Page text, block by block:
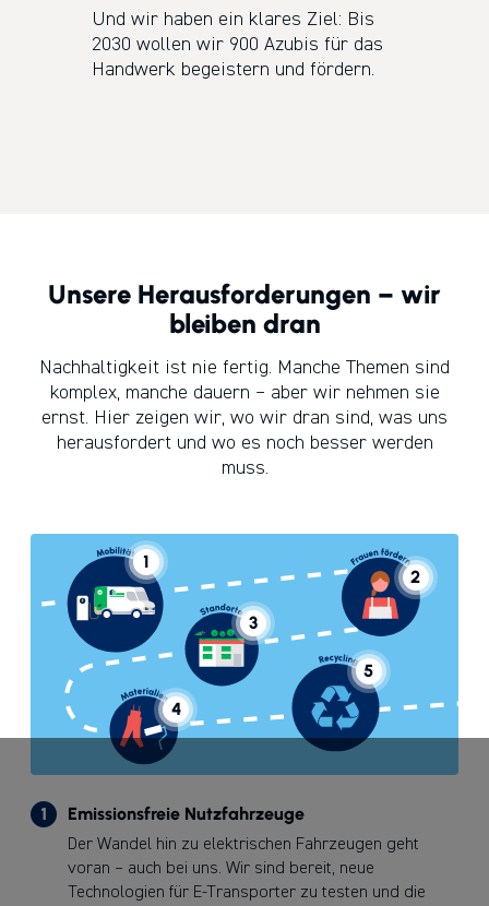
Und wir haben ein klares Ziel: Bis
2030 wollen wir 900 Azubis für das
Handwerk begeistern und fördern.
Unsere Herausforderungen – wir
bleiben dran
Nachhaltigkeit ist nie fertig. Manche Themen sind
komplex, manche dauern – aber wir nehmen sie
ernst. Hier zeigen wir, wo wir dran sind, was uns
herausfordert und wo es noch besser werden
muss.
1
2
3
4
5
1 Emissionsfreie Nutzfahrzeuge
Der Wandel hin zu elektrischen Fahrzeugen geht
voran – auch bei uns. Wir sind bereit, neue
Technologien für E-Transporter zu testen und die